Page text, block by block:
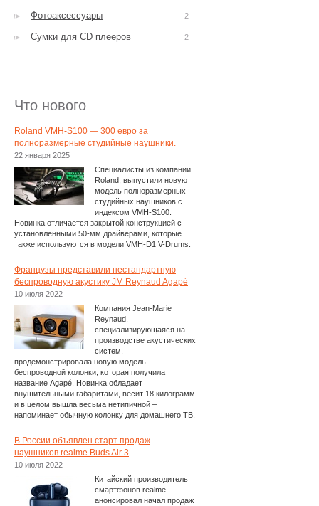
Фотоаксессуары 2
Сумки для CD плееров 2
Что нового
Roland VMH-S100 — 300 евро за
полноразмерные студийные наушники.
22 января 2025
Специалисты из компании
Roland, выпустили новую
модель полноразмерных
студийных наушников с
индексом VMH-S100.
Новинка отличается закрытой конструкцией с
установленными 50-мм драйверами, которые
также используются в модели VMH-D1 V-Drums.
Французы представили нестандартную
беспроводную акустику JM Reynaud Agapé
10 июля 2022
Компания Jean-Marie
Reynaud,
специализирующаяся на
производстве акустических
систем,
продемонстрировала новую модель
беспроводной колонки, которая получила
название Agapé. Новинка обладает
внушительными габаритами, весит 18 килограмм
и в целом вышла весьма нетипичной –
напоминает обычную колонку для домашнего ТВ.
В России объявлен старт продаж
наушников realme Buds Air 3
10 июля 2022
Китайский производитель
смартфонов realme
анонсировал начал продаж